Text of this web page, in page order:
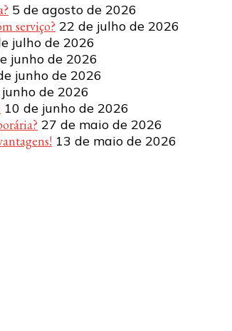
5 de agosto de 2026
serviço? 22 de julho de 2026
julho de 2026
junho de 2026
junho de 2026
de 2026
10 de junho de 2026
27 de maio de 2026
13 de maio de 2026